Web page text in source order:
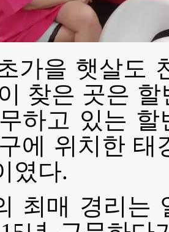
가을 햇살도
찾은 곳은
하고 있는
에 위치한
였다.
최매 경리는